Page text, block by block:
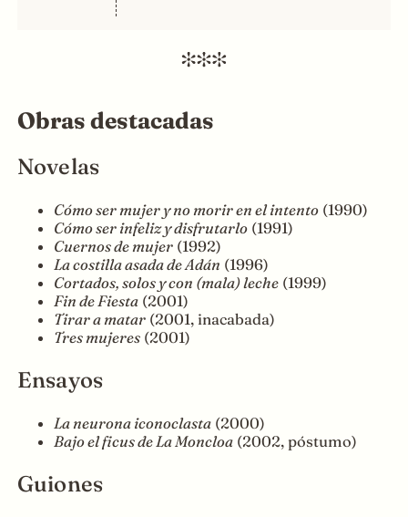
Obras destacadas
Novelas
Cómo ser mujer y no morir en el intento(1990)
Cómo ser infeliz y disfrutarlo(1991)
Cuernos de mujer(1992)
La costilla asada de Adán (1996)
Cortados, solos y con (mala) leche(1999)
Fin de Fiesta(2001)
Tirar a matar(2001, inacabada)
Tres mujeres(2001)
Ensayos
La neurona iconoclasta(2000)
Bajo el ficus de La Moncloa(2002, póstumo)
Guiones